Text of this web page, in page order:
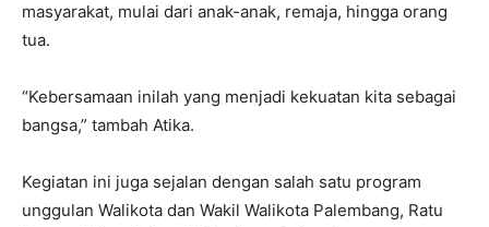
masyarakat, mulai dari anak-anak, remaja, hingga orang
tua.
“Kebersamaan inilah yang menjadi kekuatan kita sebagai
bangsa,” tambah Atika.
Kegiatan ini juga sejalan dengan salah satu program
unggulan Walikota dan Wakil Walikota Palembang, Ratu